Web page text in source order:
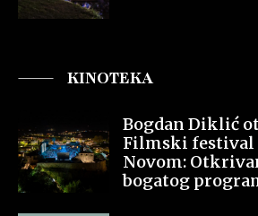
KINOTEKA
Bogdan Diklić
Filmski festival
Novom:
bogatog